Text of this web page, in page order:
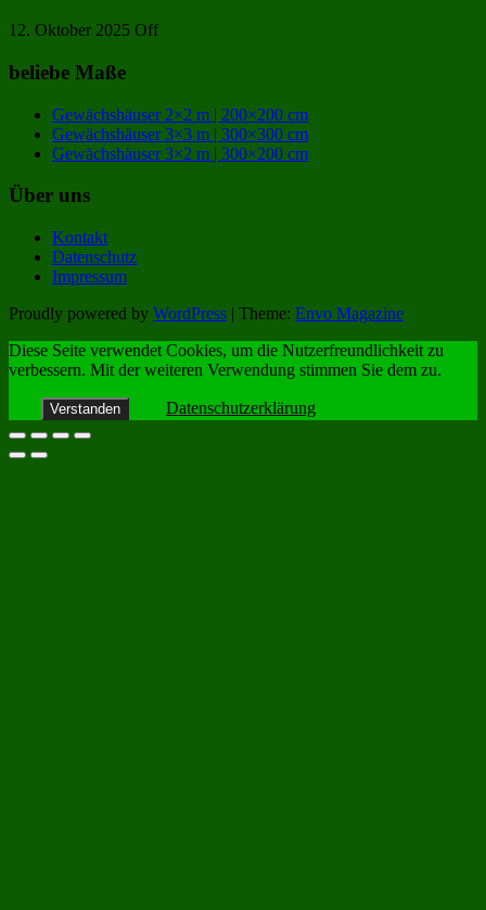
12. Oktober 2025 Off
beliebe Maße
Gewächshäuser 2×2 m | 200×200 cm
Gewächshäuser 3×3 m | 300×300 cm
Gewächshäuser 3×2 m | 300×200 cm
Über uns
Kontakt
Datenschutz
Impressum
Proudly powered by WordPress | Theme: Envo Magazine
Diese Seite verwendet Cookies, um die Nutzerfreundlichkeit zu
verbessern. Mit der weiteren Verwendung stimmen Sie dem zu.
Verstanden Datenschutzerklärung